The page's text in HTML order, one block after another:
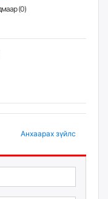
Үзэн ядмаар (0)
Анхаарах зүйлс